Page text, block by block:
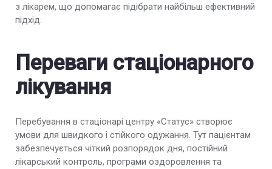
з лікарем, що допомагає підібрати найбільш ефективний
підхід.
Переваги стаціонарного
лікування
Перебування в стаціонарі центру «Статус» створює
умови для швидкого і стійкого одужання. Тут пацієнтам
забезпечується чіткий розпорядок дня, постійний
лікарський контроль, програми оздоровлення та